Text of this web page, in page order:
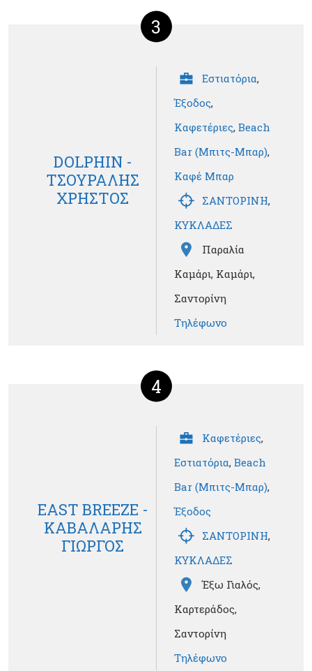
3
DOLPHIN -
ΤΣΟΥΡΑΛΗΣ
ΧΡΗΣΤΟΣ
Εστιατόρια,
Έξοδος,
Καφετέριες, Beach
Bar (Μπιτς-Μπαρ),
Καφέ Μπαρ
ΣΑΝΤΟΡΙΝΗ,
ΚΥΚΛΑΔΕΣ
Παραλία
Καμάρι, Καμάρι,
Σαντορίνη
Τηλέφωνο
4
EAST BREEZE -
ΚΑΒΑΛΑΡΗΣ
ΓΙΩΡΓΟΣ
Καφετέριες,
Εστιατόρια, Beach
Bar (Μπιτς-Μπαρ),
Έξοδος
ΣΑΝΤΟΡΙΝΗ,
ΚΥΚΛΑΔΕΣ
Έξω Γιαλός,
Καρτεράδος,
Σαντορίνη
Τηλέφωνο